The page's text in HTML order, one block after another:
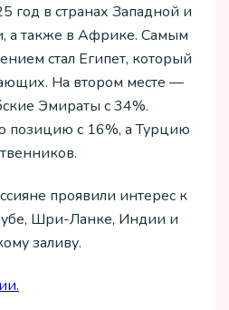
год в странах Западной и
а также в Африке. Самым
стал Египет, который
На втором месте —
Эмираты с 34%.
позицию с 16%, а Турцию
проявили интерес к
Шри-Ланке, Индии и
заливу.